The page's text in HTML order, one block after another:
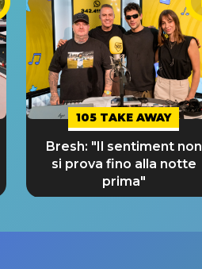
105 TAKE AWAY
Bresh: "Il sentiment non
si prova fino alla notte
prima"